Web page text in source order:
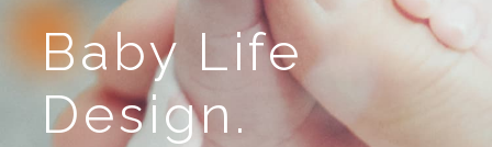
Baby Life
Design.